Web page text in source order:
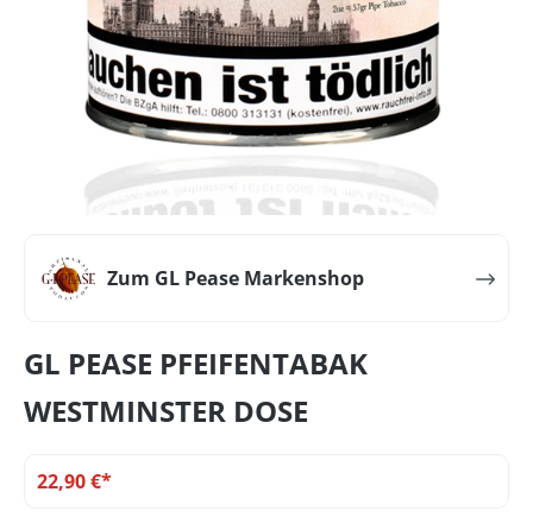
Zum GL Pease Markenshop
GL PEASE PFEIFENTABAK
WESTMINSTER DOSE
22,90 €*